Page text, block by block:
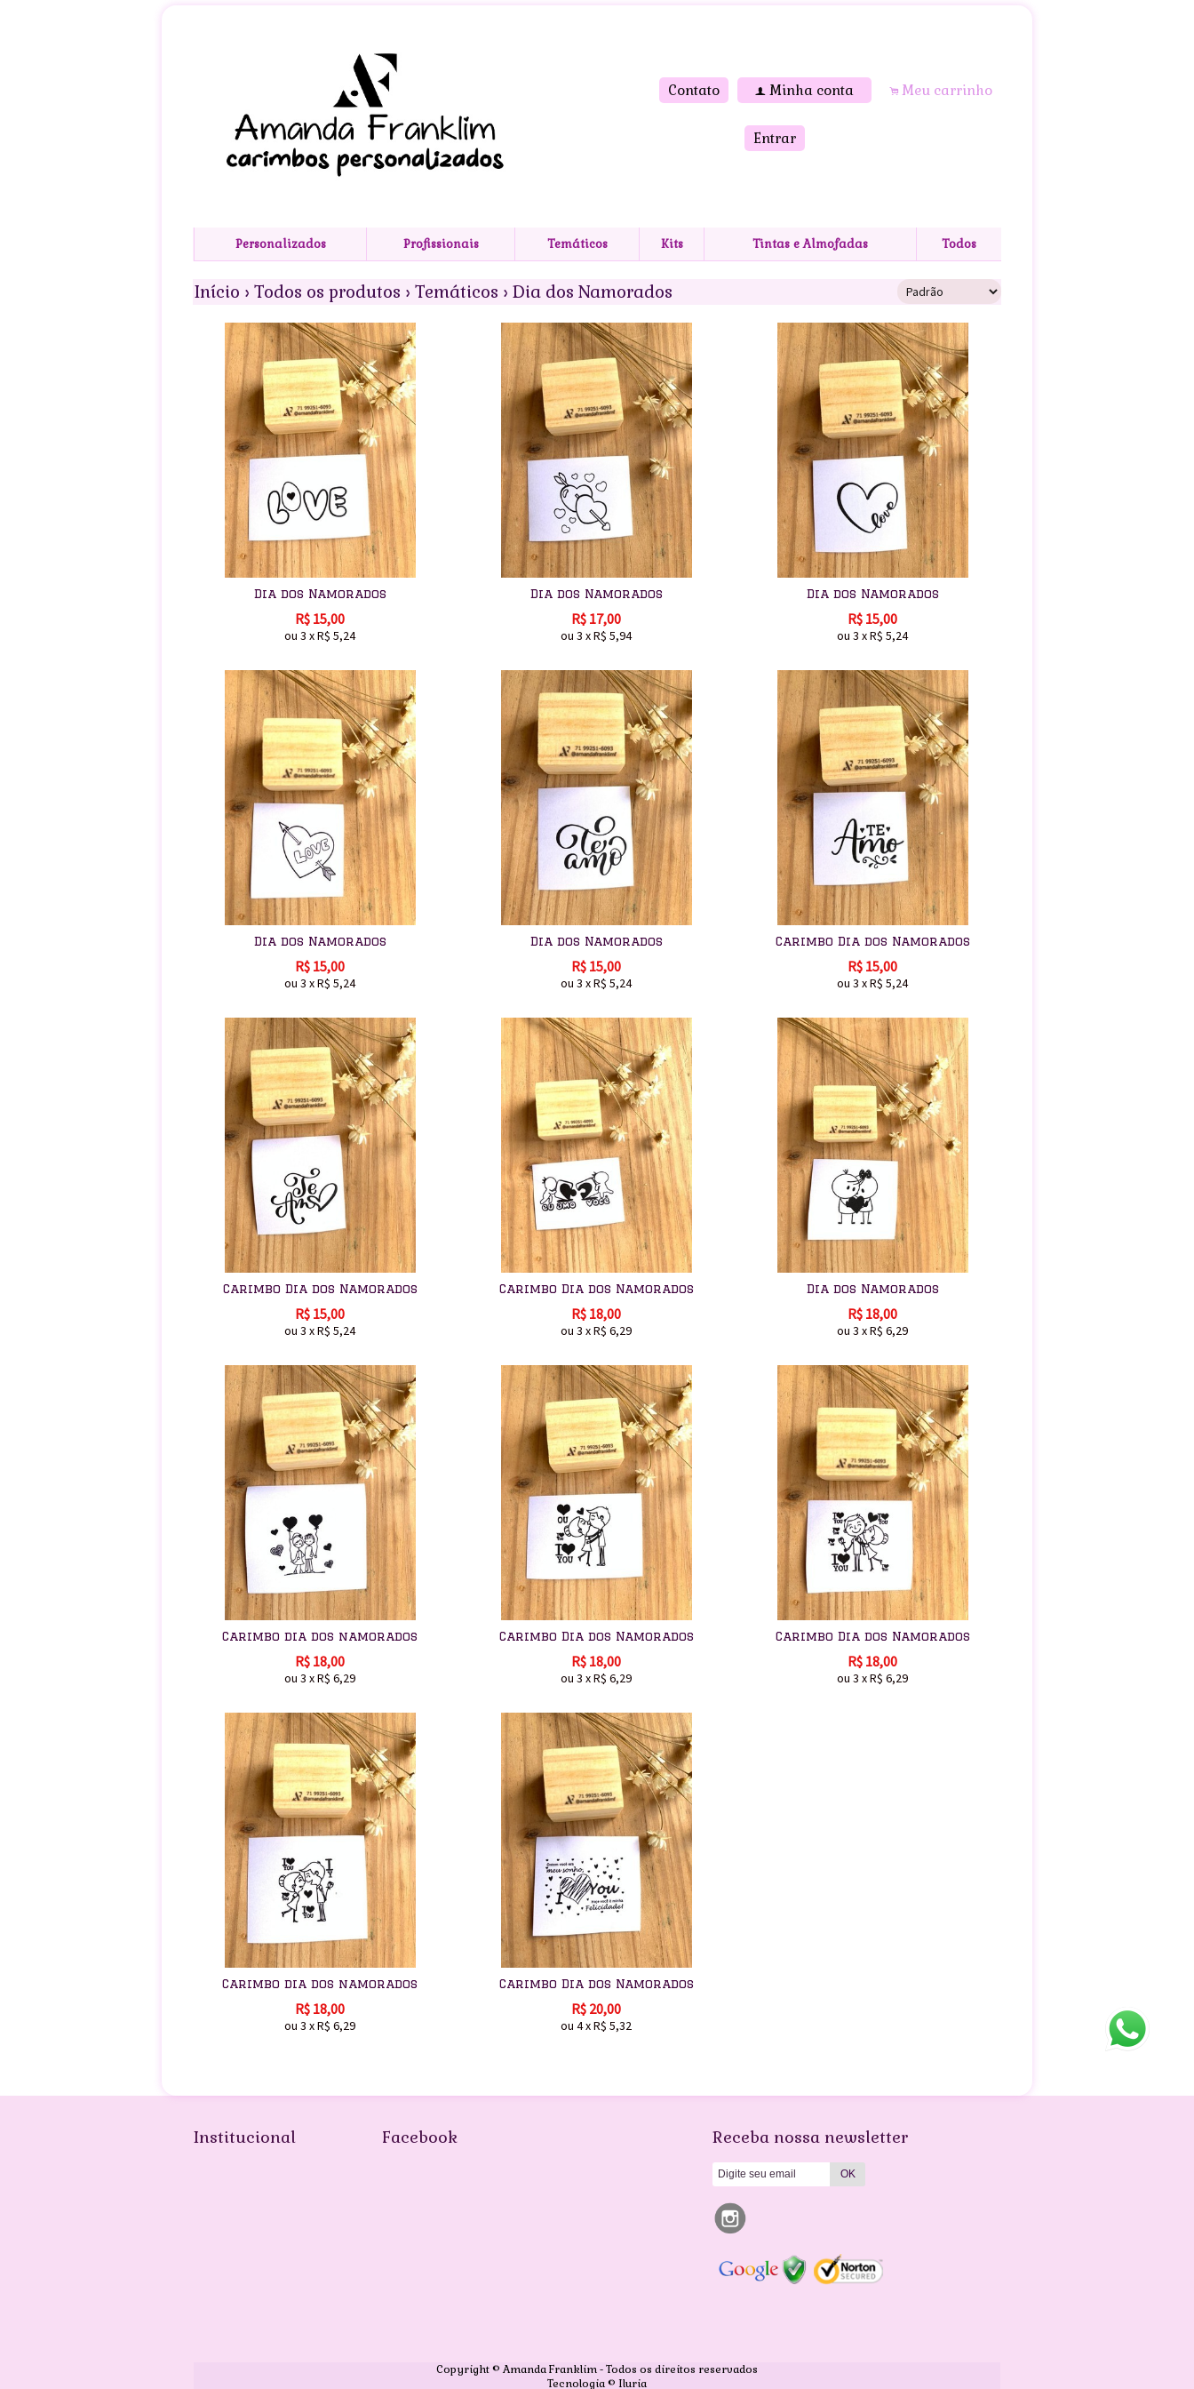
Contato f Minha conta . Meu carrinho
Entrar
Personalizados Profissionais Temáticos Kits Tintas e Almofadas Todos
Início › Todos os produtos › Temáticos › Dia dos Namorados
Dia dos Namorados
R$ 15,00
ou 3 xR$ 5,24
Dia dos Namorados
R$ 17,00
ou 3 xR$ 5,94
Dia dos Namorados
R$ 15,00
ou 3 xR$ 5,24
Dia dos Namorados
R$ 15,00
ou 3 xR$ 5,24
Dia dos Namorados
R$ 15,00
ou 3 xR$ 5,24
Carimbo Dia dos Namorados
R$ 15,00
ou 3 xR$ 5,24
Carimbo Dia dos Namorados
R$ 15,00
ou 3 xR$ 5,24
Carimbo Dia dos Namorados
R$ 18,00
ou 3 xR$ 6,29
Dia dos Namorados
R$ 18,00
ou 3 xR$ 6,29
Carimbo dia dos namorados
R$ 18,00
ou 3 xR$ 6,29
Carimbo Dia dos Namorados
R$ 18,00
ou 3 xR$ 6,29
Carimbo Dia dos Namorados
R$ 18,00
ou 3 xR$ 6,29
Carimbo dia dos namorados
R$ 18,00
ou 3 xR$ 6,29
Carimbo Dia dos Namorados
R$ 20,00
ou 4xR$ 5,32
Institucional Facebook Receba nossa newsletter
Copyright © Amanda Franklim - Todos os direitos reservados
Tecnologia © Iluria